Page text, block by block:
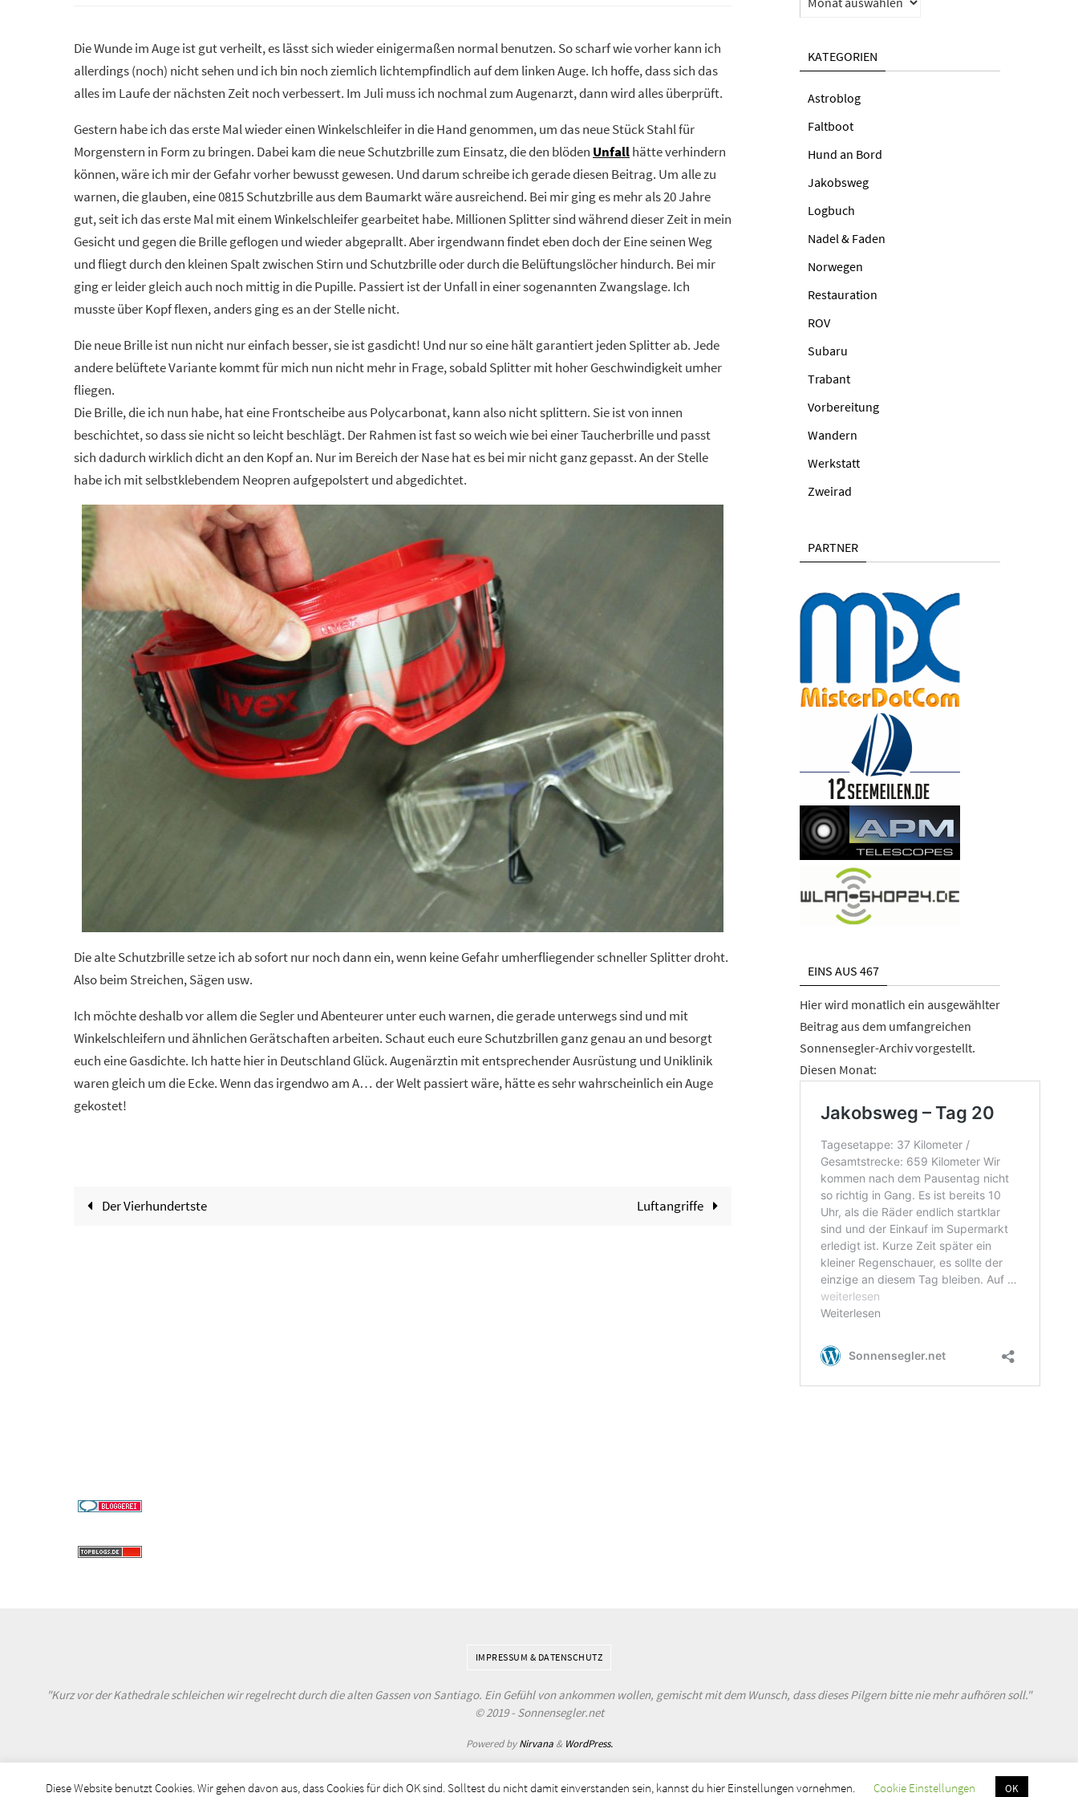
Die Wunde im Auge ist gut verheilt, es lässt sich wieder einigermaßen normal benutzen. So scharf wie vorher kann ich
allerdings (noch) nicht sehen und ich bin noch ziemlich lichtempfindlich auf dem linken Auge. Ich hoffe, dass sich das
alles im Laufe der nächsten Zeit noch verbessert. Im Juli muss ich nochmal zum Augenarzt, dann wird alles überprüft.
Gestern habe ich das erste Mal wieder einen Winkelschleifer in die Hand genommen, um das neue Stück Stahl für
Morgenstern in Form zu bringen. Dabei kam die neue Schutzbrille zum Einsatz, die den blöden Unfallhätte verhindern
können, wäre ich mir der Gefahr vorher bewusst gewesen. Und darum schreibe ich gerade diesen Beitrag. Um alle zu
warnen, die glauben, eine 0815 Schutzbrille aus dem Baumarkt wäre ausreichend. Bei mir ging es mehr als 20 Jahre
gut, seit ich das erste Mal mit einem Winkelschleifer gearbeitet habe. Millionen Splitter sind während dieser Zeit in mein
Gesicht und gegen die Brille geflogen und wieder abgeprallt. Aber irgendwann findet eben doch der Eine seinen Weg
und fliegt durch den kleinen Spalt zwischen Stirn und Schutzbrille oder durch die Belüftungslöcher hindurch. Bei mir
ging er leider gleich auch noch mittig in die Pupille. Passiert ist der Unfall in einer sogenannten Zwangslage. Ich
musste über Kopf flexen, anders ging es an der Stelle nicht.
Die neue Brille ist nun nicht nur einfach besser, sie ist gasdicht! Und nur so eine hält garantiert jeden Splitter ab. Jede
andere belüftete Variante kommt für mich nun nicht mehr in Frage, sobald Splitter mit hoher Geschwindigkeit umher
fliegen.
Die Brille, die ich nun habe, hat eine Frontscheibe aus Polycarbonat, kann also nicht splittern. Sie ist von innen
beschichtet, so dass sie nicht so leicht beschlägt. Der Rahmen ist fast so weich wie bei einer Taucherbrille und passt
sich dadurch wirklich dicht an den Kopf an. Nur im Bereich der Nase hat es bei mir nicht ganz gepasst. An der Stelle
habe ich mit selbstklebendem Neopren aufgepolstert und abgedichtet.
Die alte Schutzbrille setze ich ab sofort nur noch dann ein, wenn keine Gefahr umherfliegender schneller Splitter droht.
Also beim Streichen, Sägen usw.
Ich möchte deshalb vor allem die Segler und Abenteurer unter euch warnen, die gerade unterwegs sind und mit
Winkelschleifern und ähnlichen Gerätschaften arbeiten. Schaut euch eure Schutzbrillen ganz genau an und besorgt
euch eine Gasdichte. Ich hatte hier in Deutschland Glück. Augenärztin mit entsprechender Ausrüstung und Uniklinik
waren gleich um die Ecke. Wenn das irgendwo am A… der Welt passiert wäre, hätte es sehr wahrscheinlich ein Auge
gekostet!
Der Vierhundertste Luftangriffe
KATEGORIEN
Astroblog
Faltboot
Hund an Bord
Jakobsweg
Logbuch
Nadel & Faden
Norwegen
Restauration
ROV
Subaru
Trabant
Vorbereitung
Wandern
Werkstatt
Zweirad
PARTNER
EINS AUS 467
Hier wird monatlich ein ausgewählter
Beitrag aus dem umfangreichen
Sonnensegler-Archiv vorgestellt.
Diesen Monat:
IMPRESSUM & DATENSCHUTZ
"Kurz vor der Kathedrale schleichen wir regelrecht durch die alten Gassen von Santiago. Ein Gefühl von ankommen wollen, gemischt mit dem Wunsch, dass dieses Pilgern bitte nie mehr aufhören soll."
© 2019 - Sonnensegler.net
Powered byNirvana& WordPress.
Diese Website benutzt Cookies. Wir gehen davon aus, dass Cookies für dich OK sind. Solltest du nicht damit einverstanden sein, kannst du hier Einstellungen vornehmen. Cookie Einstellungen OK